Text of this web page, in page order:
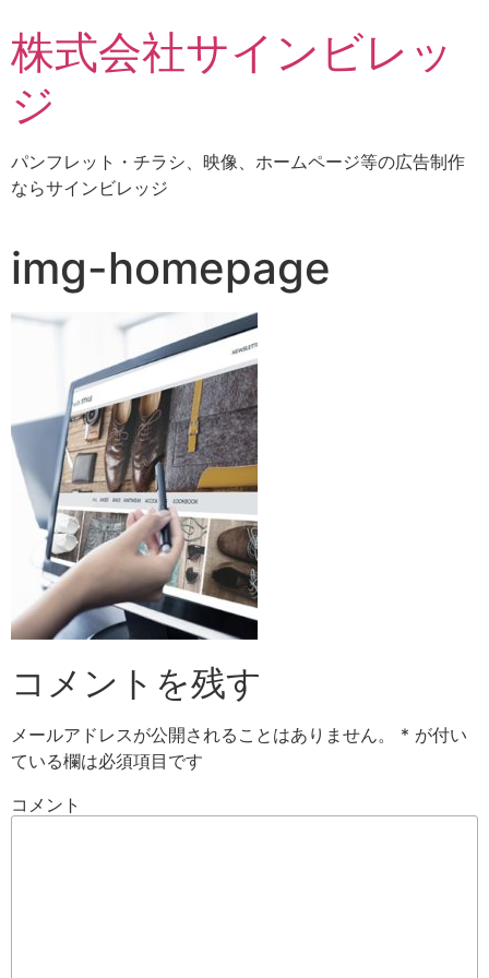
株式会社サインビレッ
ジ
パンフレット・チラシ、映像、ホームページ等の広告制作
ならサインビレッジ
img-homepage
コメントを残す
メールアドレスが公開されることはありません。 * が付い
ている欄は必須項目です
コメント